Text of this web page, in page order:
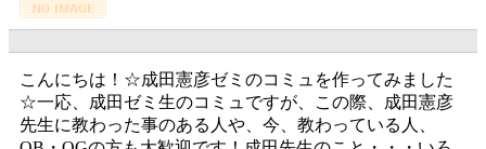
こんにちは！☆成田憲彦ゼミのコミュを作ってみました
☆一応、成田ゼミ生のコミュですが、この際、成田憲彦
先生に教わった事のある人や、今、教わっている人、